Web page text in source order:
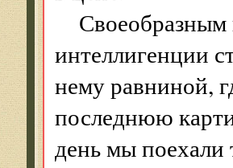
Своеобразным
интеллигенции
нему равниной,
последнюю
день мы